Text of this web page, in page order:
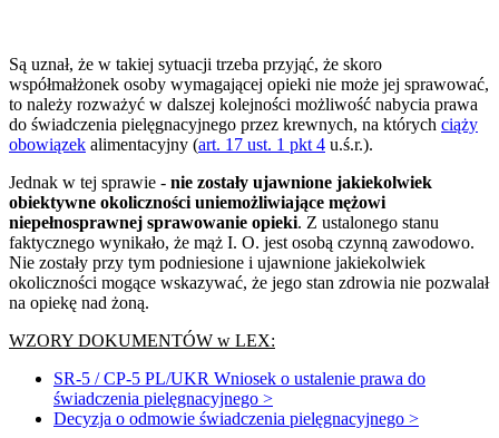
Są uznał, że w takiej sytuacji trzeba przyjąć, że skoro
współmałżonek osoby wymagającej opieki nie może jej sprawować,
to należy rozważyć w dalszej kolejności możliwość nabycia prawa
do świadczenia pielęgnacyjnego przez krewnych, na których ciąży
obowiązek alimentacyjny (art. 17 ust. 1 pkt 4 u.ś.r.).
Jednak w tej sprawie - nie zostały ujawnione jakiekolwiek
obiektywne okoliczności uniemożliwiające mężowi
niepełnosprawnej sprawowanie opieki. Z ustalonego stanu
faktycznego wynikało, że mąż I. O. jest osobą czynną zawodowo.
Nie zostały przy tym podniesione i ujawnione jakiekolwiek
okoliczności mogące wskazywać, że jego stan zdrowia nie pozwalał
na opiekę nad żoną.
WZORY DOKUMENTÓW w LEX:
SR-5 / CP-5 PL/UKR Wniosek o ustalenie prawa do
świadczenia pielęgnacyjnego >
Decyzja o odmowie świadczenia pielęgnacyjnego >